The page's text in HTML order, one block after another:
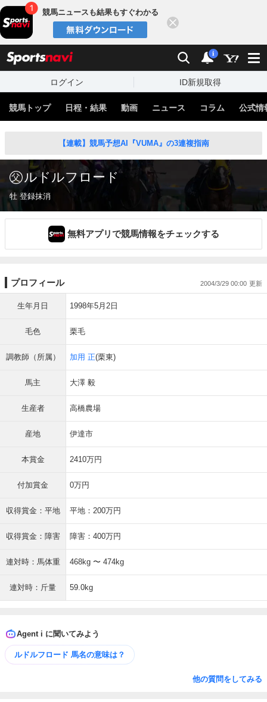
競馬ニュースも結果もすぐわかる
検索 通知
i
ログイン ID新規取得
競馬トップ 日程・結果 動画 ニュース コラム 公式情
【連載】競馬予想AI『VUMA』の3連複指南
ルドルフロード
牡 登録抹消
無料アプリで競馬情報をチェックする
プロフィール 2004/3/29 00:00
生年月日 1998年5月2日
毛色 栗毛
調教師（所属） 加用 正(栗東)
馬主 大澤 毅
生産者 高橋農場
産地 伊達市
本賞金 2410万円
付加賞金 0万円
収得賞金：平地 平地：200万円
収得賞金：障害 障害：400万円
連対時：馬体重 468kg 〜 474kg
連対時：斤量 59.0kg
Agent i に聞いてみよう
ルドルフロード 馬名の意味は？
他の質問をしてみる